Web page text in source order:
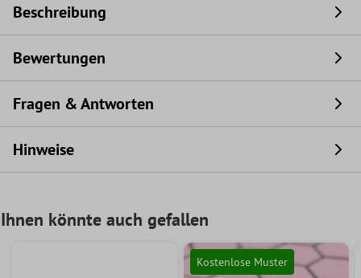
Beschreibung
Bewertungen
Fragen & Antworten
Hinweise
Ihnen könnte auch gefallen
Kostenlose Muster